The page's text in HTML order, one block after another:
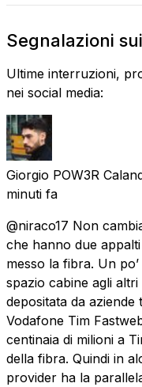
Segnalazioni
Ultime interruzioni,
nei social media:
Giorgio POW3R
minuti fa
@niraco17 Non
che hanno due
messo la fibra. Un
spazio cabine agli
depositata da
Vodafone Tim
centinaia di milioni a
della fibra. Quindi in
provider ha la